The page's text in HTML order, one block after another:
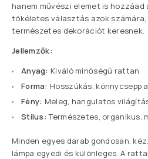
hanem művészi elemet is hozzáad
tökéletes választás azok számára,
természetes dekorációt keresnek.
Jellemzők:
Anyag: Kiváló minőségű rattan
Forma: Hosszúkás, könnycsepp
Fény: Meleg, hangulatos
Stílus:Természetes, organikus,
Minden egyes darab gondosan,
lámpa egyedi és különleges. A